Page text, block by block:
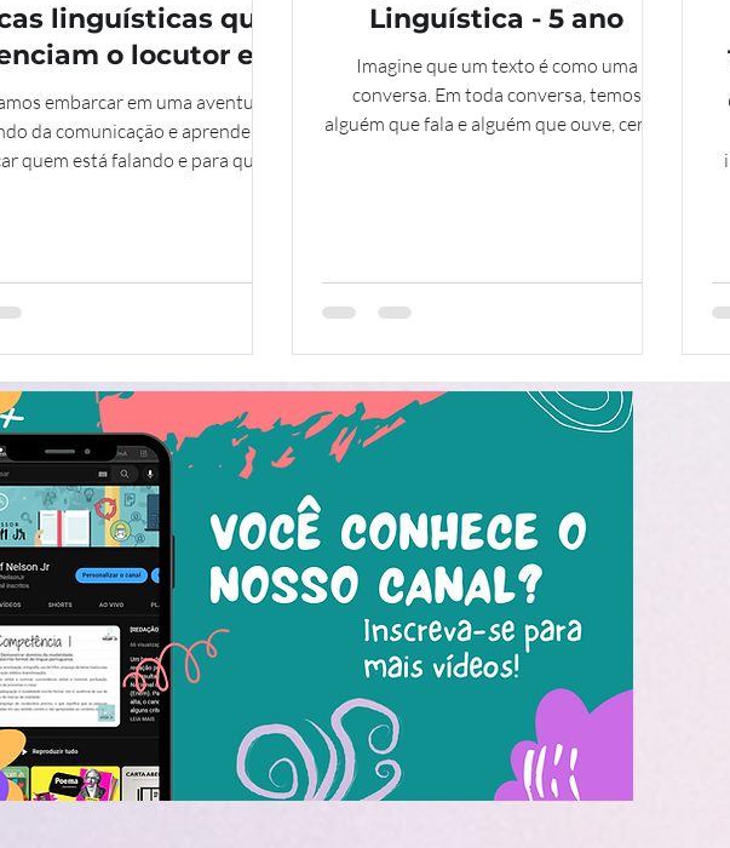
linguísticas que
o locutor e o
de um texto
- 5 ano
embarcar em uma aventura
da comunicação e aprender a
quem está falando e para quem
de quem os escreve. Estamos
descritor D10, que nos ajuda a
O que é Locutor e Interlocutor?
é quem fala ou escreve o texto.
Interlocutor é quem e
Linguística - 5 ano
Imagine que um texto é como uma
conversa. Em toda conversa, temos
alguém que fala e alguém que ouve, certo?